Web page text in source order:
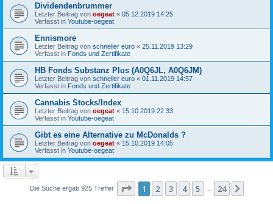
Dividendenbrummer
Letzter Beitrag von oegeat « 05.12.2019 14:25
Verfasst in Youtube-oegeat
Ennismore
Letzter Beitrag von schneller euro « 25.11.2019 13:29
Verfasst in Fonds und Zertifikate
HB Fonds Substanz Plus (A0Q6JL, A0Q6JM)
Letzter Beitrag von schneller euro « 01.11.2019 14:57
Verfasst in Fonds und Zertifikate
Cannabis Stocks/Index
Letzter Beitrag von oegeat « 15.10.2019 22:33
Verfasst in Youtube-oegeat
Gibt es eine Alternative zu McDonalds ?
Letzter Beitrag von oegeat « 15.10.2019 14:05
Verfasst in Youtube-oegeat
Die Suche ergab 925 Treffer Seite 1von 24
1 2 3 4 5 24